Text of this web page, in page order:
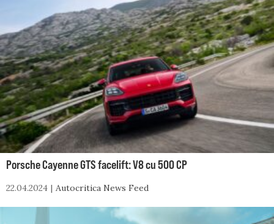
Porsche Cayenne GTS facelift: V8 cu 500 CP
22.04.2024 Autocritica News Feed